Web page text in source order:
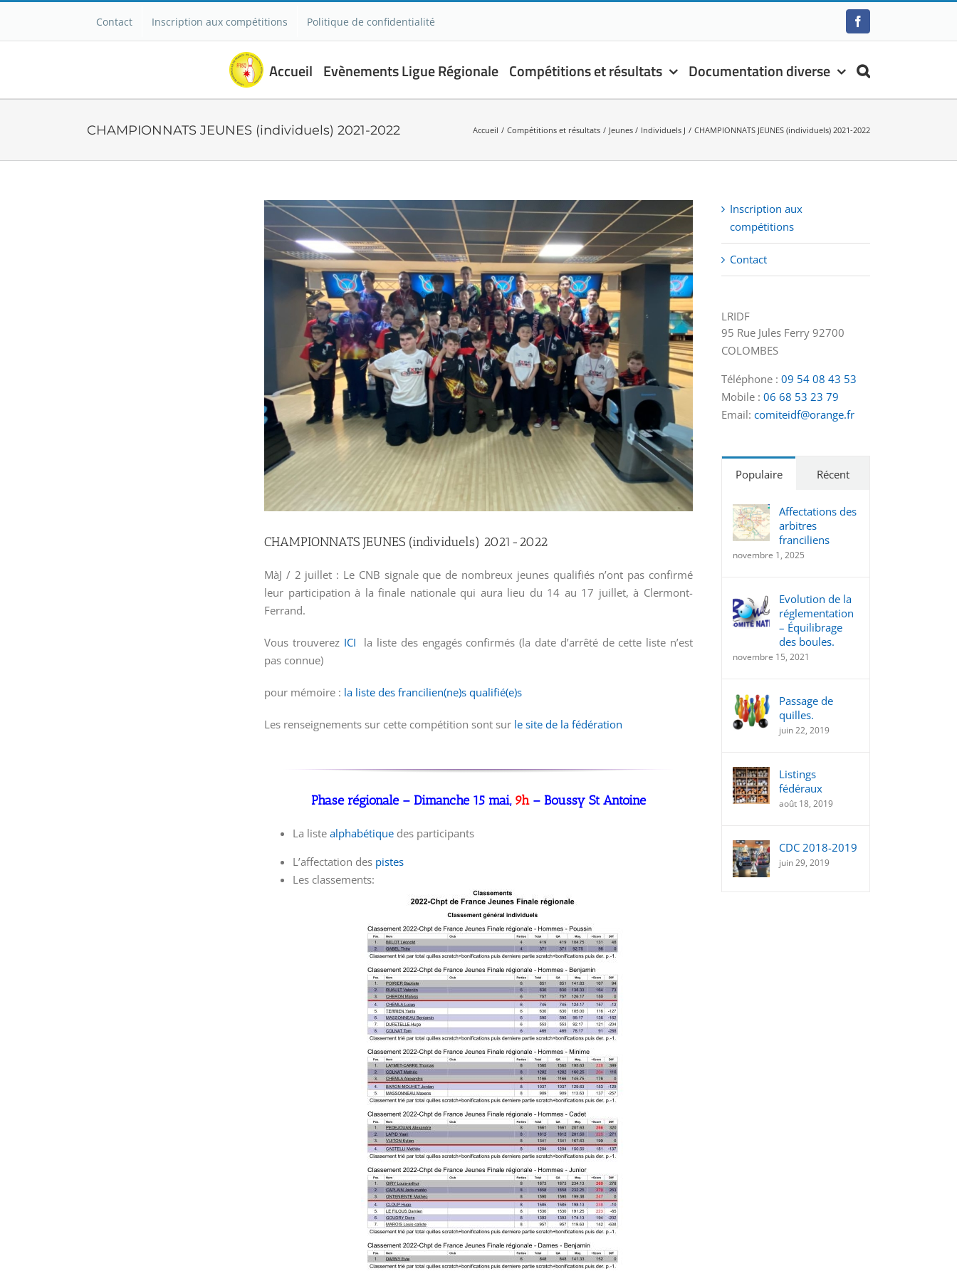
contenu
Contact Inscription aux compétitions Politique de confidentialité Facebook
Accueil Evènements Ligue Régionale Compétitions et résultats Documentation diverse
CHAMPIONNATS JEUNES (individuels) 2021-2022 Accueil Compétitions et résultats Jeunes Individuels J CHAMPIONNATS JEUNES (individuels) 2021-2022
Voir
l'image
agrandie
CHAMPIONNATS JEUNES (individuels) 2021-2022
MàJ / 2 juillet : Le CNB signale que de nombreux jeunes qualifiés n’ont pas confirmé
leur participation à la finale nationale qui aura lieu du 14 au 17 juillet, à Clermont-
Ferrand.
Vous trouverez ICI la liste des engagés confirmés (la date d’arrêté de cette liste n’est
pas connue)
pour mémoire : la liste des francilien(ne)s qualifié(e)s
Les renseignements sur cette compétition sont sur le site de la fédération
Phase régionale – Dimanche 15 mai, 9h– Boussy St Antoine
La liste alphabétiquedes participants
L’affectation des pistes
Les classements:
Inscription aux
compétitions
Contact
LRIDF
95 Rue Jules Ferry 92700
COLOMBES
Téléphone : 09 54 08 43 53
Mobile : 06 68 53 23 79
Email: comiteidf@orange.fr
Populaire Récent
Affectations des
arbitres
franciliens
novembre 1, 2025
Evolution de la
réglementation
– Équilibrage
des boules.
novembre 15, 2021
Passage de
quilles.
juin 22, 2019
Listings
fédéraux
août 18, 2019
CDC 2018-2019
juin 29, 2019